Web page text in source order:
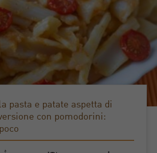
pasta e patate aspetta di
con pomodorini: